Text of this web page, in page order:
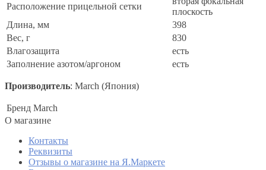
Расположение прицельной сетки
плоскость
Длина, мм
398
Вес, г
830
Влагозащита
есть
Заполнение азотом/аргоном
есть
Производитель: March (Япония)
Бренд March
O магазине
Контакты
Реквизиты
Отзывы о магазине на Я.Маркете